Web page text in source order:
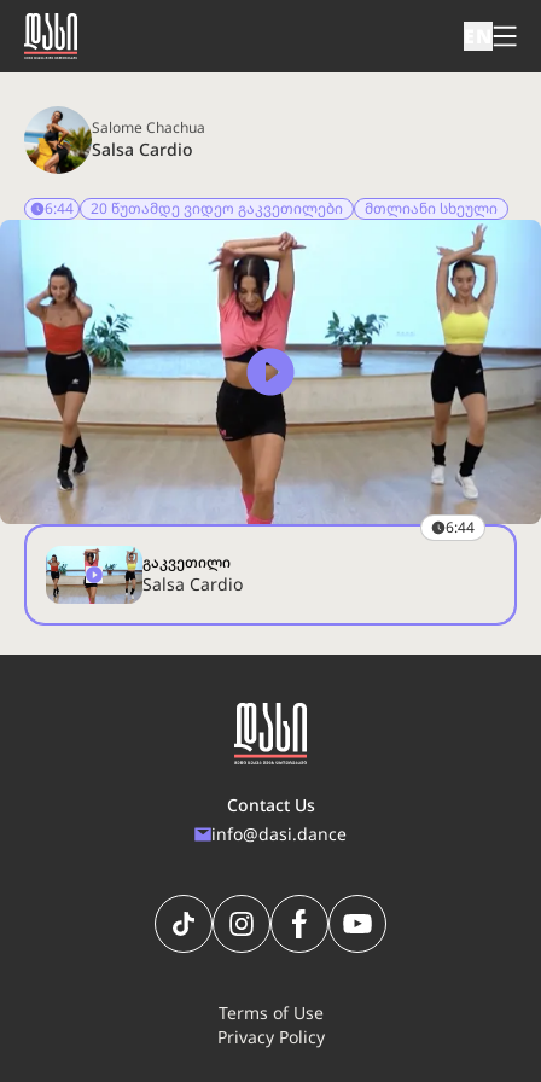
Salome Chachua
Salsa Cardio
6:44 20 წუთამდე ვიდეო გაკვეთილები მთლიანი სხეული
გაკვეთილი
Salsa Cardio
6:44
Contact Us
info@dasi.dance
Terms of Use
Privacy Policy